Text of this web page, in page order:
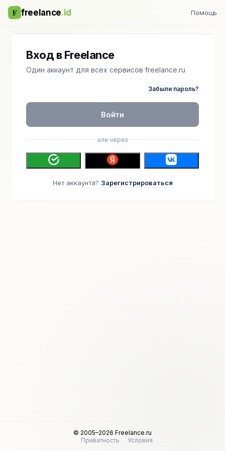
F freelance.id Помощь
Вход в Freelance
Один аккаунт для всех сервисов freelance.ru
Забыли пароль?
Войти
или через
Нет аккаунта? Зарегистрироваться
© 2005–2026 Freelance.ru
Приватность
Условия